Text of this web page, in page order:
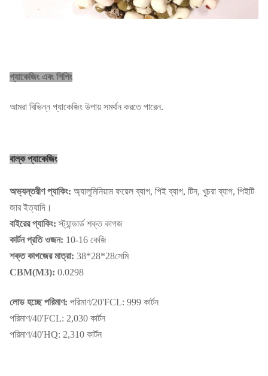
প্যাকেজিং এবং শিপিং
আমরা বিভিন্ন প্যাকেজিং উপায় সমর্থন করতে পারেন.
বাল্ক প্যাকেজিং
অভ্যন্তরীণ প্যাকিং: অ্যালুমিনিয়াম ফয়েল ব্যাগ, পিই ব্যাগ, টিন, খুচরা ব্যাগ, পিইটি
জার ইত্যাদি।
বাইরের প্যাকিং: স্ট্যান্ডার্ড শক্ত কাগজ
কার্টন প্রতি ওজন: 10-16 কেজি
শক্ত কাগজের মাত্রা: 38*28*28সেমি
CBM(M3): 0.0298
লোড হচ্ছে পরিমাণ: পরিমাণ/20'FCL: 999 কার্টন
পরিমাণ/40'FCL: 2,030 কার্টন
পরিমাণ/40'HQ: 2,310 কার্টন